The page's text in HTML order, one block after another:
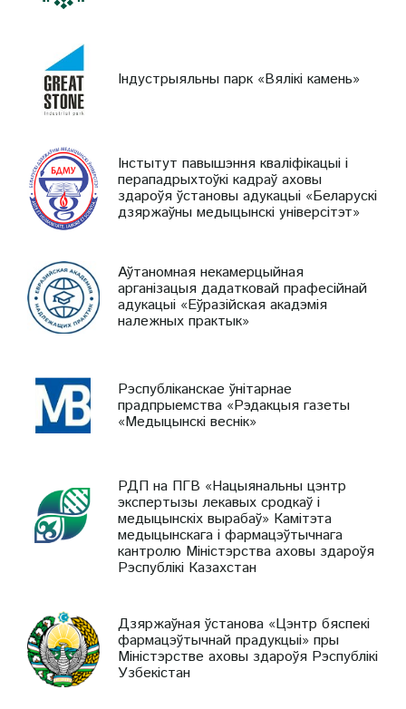
Індустрыяльны парк «Вялікі камень»
Інстытут павышэння кваліфікацыі і
перападрыхтоўкі кадраў аховы
здароўя ўстановы адукацыі «Беларускі
дзяржаўны медыцынскі універсітэт»
Аўтаномная некамерцыйная
арганізацыя дадатковай прафесійнай
адукацыі «Еўразійская акадэмія
належных практык»
Рэспубліканскае ўнітарнае
прадпрыемства «Рэдакцыя газеты
«Медыцынскі веснік»
РДП на ПГВ «Нацыянальны цэнтр
экспертызы лекавых сродкаў і
медыцынскіх вырабаў» Камітэта
медыцынскага і фармацэўтычнага
кантролю Міністэрства аховы здароўя
Рэспублікі Казахстан
Дзяржаўная ўстанова «Цэнтр бяспекі
фармацэўтычнай прадукцыі» пры
Міністэрстве аховы здароўя Рэспублікі
Узбекістан